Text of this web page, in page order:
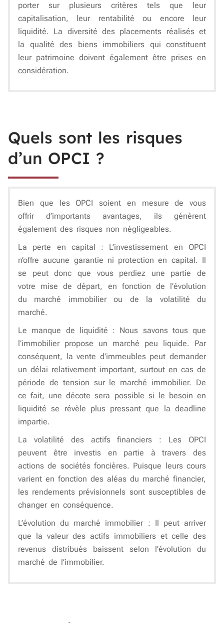
porter sur plusieurs critères tels que leur
capitalisation, leur rentabilité ou encore leur
liquidité. La diversité des placements réalisés et
la qualité des biens immobiliers qui constituent
leur patrimoine doivent également être prises en
considération.
Quels sont les risques
d’un OPCI ?
Bien que les OPCI soient en mesure de vous
offrir d’importants avantages, ils génèrent
également des risques non négligeables.
La perte en capital : L’investissement en OPCI
n’offre aucune garantie ni protection en capital. Il
se peut donc que vous perdiez une partie de
votre mise de départ, en fonction de l’évolution
du marché immobilier ou de la volatilité du
marché.
Le manque de liquidité : Nous savons tous que
l’immobilier propose un marché peu liquide. Par
conséquent, la vente d’immeubles peut demander
un délai relativement important, surtout en cas de
période de tension sur le marché immobilier. De
ce fait, une décote sera possible si le besoin en
liquidité se révèle plus pressant que la deadline
impartie.
La volatilité des actifs financiers : Les OPCI
peuvent être investis en partie à travers des
actions de sociétés foncières. Puisque leurs cours
varient en fonction des aléas du marché financier,
les rendements prévisionnels sont susceptibles de
changer en conséquence.
L’évolution du marché immobilier : Il peut arriver
que la valeur des actifs immobiliers et celle des
revenus distribués baissent selon l’évolution du
marché de l’immobilier.